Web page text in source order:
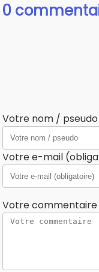
0
Votre nom / pseudo
Votre e-mail
Votre commentaire